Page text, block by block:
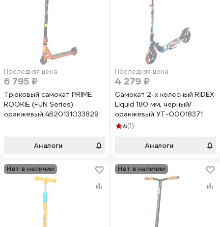
Последняя цена
6 795 ₽
Трюковый самокат PRIME
ROOKIE (FUN Series)
оранжевый 4620131033829
Аналоги
Последняя цена
4 279 ₽
Самокат 2-х колесный RIDEX
Liquid 180 мм, черный/
оранжевый УТ-00018371
4(1)
Аналоги
Нет в наличии Нет в наличии